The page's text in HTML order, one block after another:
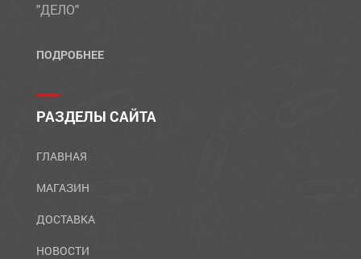
"ДЕЛО"
ПОДРОБНЕЕ
РАЗДЕЛЫ САЙТА
ГЛАВНАЯ
МАГАЗИН
ДОСТАВКА
НОВОСТИ